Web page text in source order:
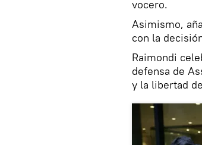
vocero.
Asimismo,
con la
Raimondi
defensa de
y la libertad